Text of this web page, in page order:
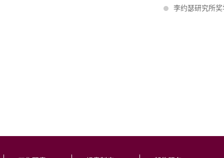
李约瑟研究所